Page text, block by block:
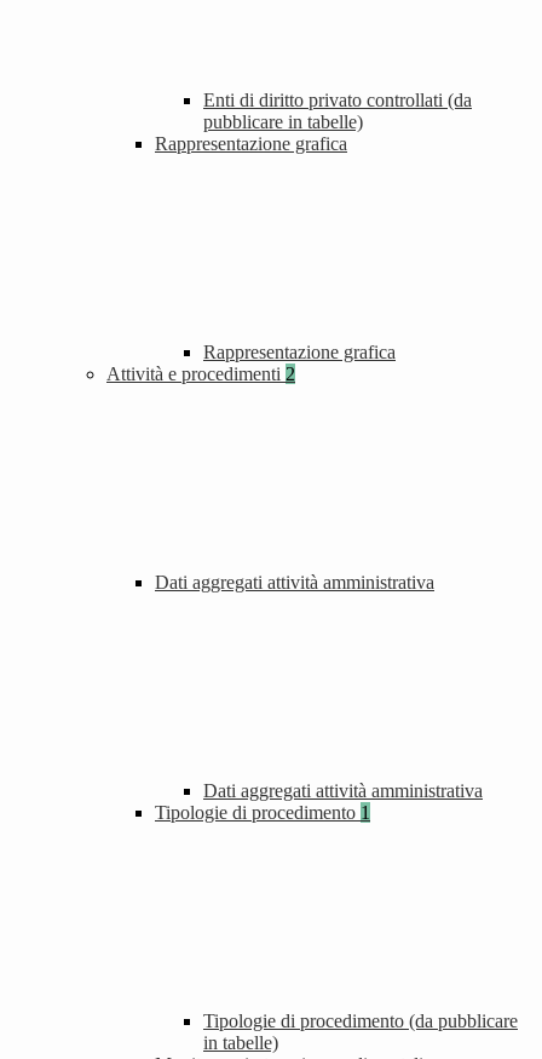
Enti di diritto privato controllati (da
pubblicare in tabelle)
Rappresentazione grafica
Rappresentazione grafica
Attività e procedimenti 2
Dati aggregati attività amministrativa
Dati aggregati attività amministrativa
Tipologie di procedimento 1
Tipologie di procedimento (da pubblicare
in tabelle)